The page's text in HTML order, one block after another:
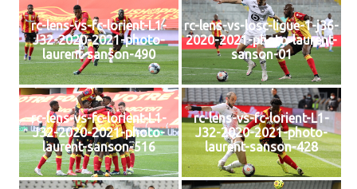
rc-lens-vs-fc-lorient-L1-
J32-2020-2021-photo-
laurent-sanson-490
rc-lens-vs-losc-ligue-1-j36-
2020-2021-photo-laurent-
sanson-01
rc-lens-vs-fc-lorient-L1-
J32-2020-2021-photo-
laurent-sanson-516
rc-lens-vs-fc-lorient-L1-
J32-2020-2021-photo-
laurent-sanson-428